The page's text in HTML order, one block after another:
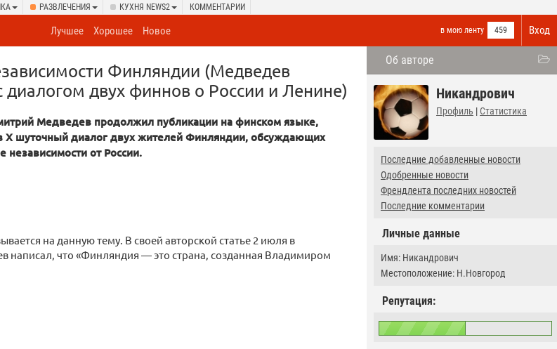
РАЗВЛЕЧЕНИЯ КУХНЯ NEWS2 КОММЕНТАРИИ
Вход
в мою ленту 459
Лучшее Хорошее Новое
Об авторе
Никандрович
Профиль | Статистика
Последние добавленные новости
Одобренные новости
Френдлента последних новостей
Последние комментарии
Личные данные
Имя: Никандрович
Местоположение: Н.Новгород
Репутация:
Финляндии (Медведев
диалогом двух финнов о России и Ленине)
Медведев продолжил публикации на финском языке,
Х шуточный диалог двух жителей Финляндии, обсуждающих
независимости от России.
на данную тему. В своей авторской статье 2 июля в
написал, что «Финляндия — это страна, созданная Владимиром